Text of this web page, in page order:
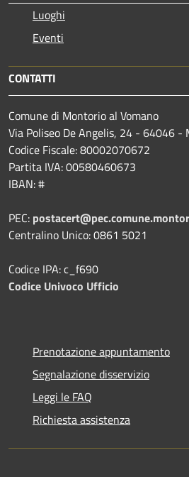
Luoghi
Eventi
CONTATTI
Comune di Montorio al Vomano
Via Poliseo De Angelis, 24 - 64046 -
Codice Fiscale: 80002070672
Partita IVA: 00580460673
IBAN: #
PEC:
Centralino Unico: 0861 5021
Codice IPA: c_f690
Codice Univoco Ufficio
Prenotazione appuntamento
Segnalazione disservizio
Leggi le FAQ
Richiesta assistenza